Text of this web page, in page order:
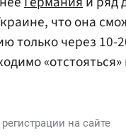
что она
только через 10-